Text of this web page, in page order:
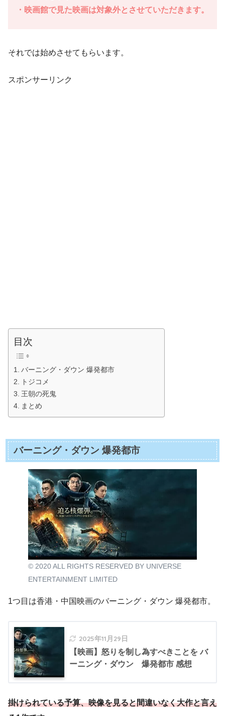
・映画館で見た映画は対象外とさせていただきます。
それでは始めさせてもらいます。
スポンサーリンク
目次
バーニング・ダウン 爆発都市
トジコメ
王朝の死鬼
まとめ
バーニング・ダウン 爆発都市
© 2020 ALL RIGHTS RESERVED BY UNIVERSE
ENTERTAINMENT LIMITED
1つ目は香港・中国映画のバーニング・ダウン 爆発都市。
2025年11月29日
【映画】怒りを制し為すべきことを バ
ーニング・ダウン 爆発都市 感想
掛けられている予算、映像を見ると間違いなく大作と言え